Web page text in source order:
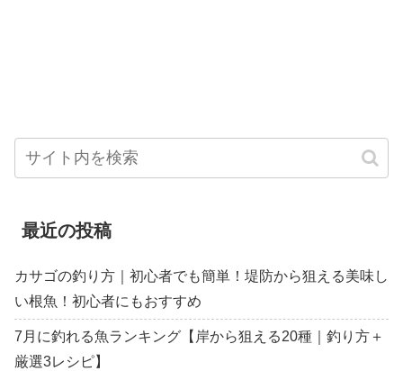
最近の投稿
カサゴの釣り方｜初心者でも簡単！堤防から狙える美味し
い根魚！初心者にもおすすめ
7月に釣れる魚ランキング【岸から狙える20種｜釣り方＋
厳選3レシピ】